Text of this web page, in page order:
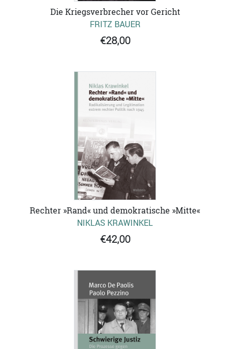
Die Kriegsverbrecher vor Gericht
FRITZ BAUER
€28,00
Rechter »Rand« und demokratische »Mitte«
NIKLAS KRAWINKEL
€42,00